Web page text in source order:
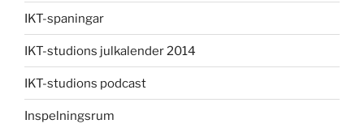
IKT-spaningar
IKT-studions julkalender 2014
IKT-studions podcast
Inspelningsrum